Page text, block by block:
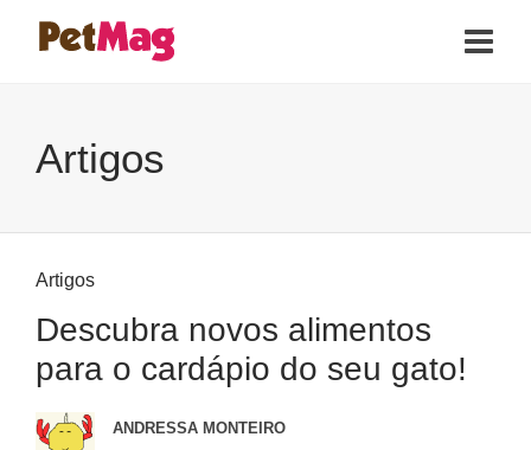
Artigos
Artigos
Descubra novos alimentos
para o cardápio do seu gato!
ANDRESSA MONTEIRO